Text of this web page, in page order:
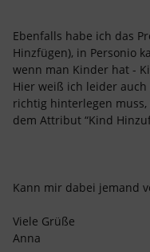
Ebenfalls habe ich das
Hinzfügen), in Personio
wenn man Kinder hat -
Hier weiß ich leider
richtig hinterlegen muss,
dem Attribut “Kind
Kann mir dabei jemand
Viele Grüße
Anna